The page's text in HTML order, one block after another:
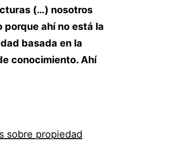
(…) nosotros
porque ahí no está la
basada en la
conocimiento. Ahí
sobre propiedad